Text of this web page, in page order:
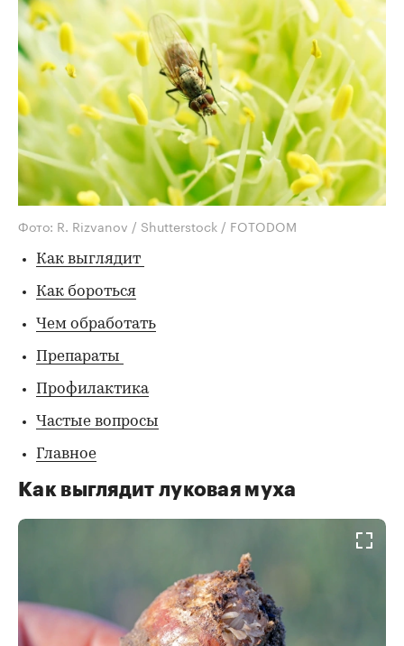
Фото: R. Rizvanov / Shutterstock / FOTODOM
Как выглядит
Как бороться
Чем обработать
Препараты
Профилактика
Частые вопросы
Главное
Как выглядит луковая муха